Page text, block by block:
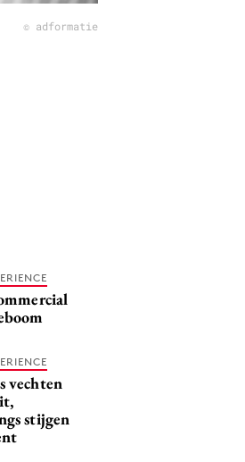
© adformatie
vechten
stijgen